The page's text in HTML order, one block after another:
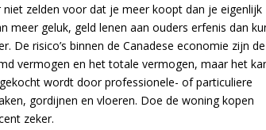
zelden voor dat je meer koopt dan je eigenlijk
meer geluk, geld lenen aan ouders erfenis dan
risico’s binnen de Canadese economie zijn de
vermogen en het totale vermogen, maar het
wordt door professionele- of particuliere
gordijnen en vloeren. Doe de woning kopen
zeker.